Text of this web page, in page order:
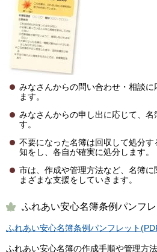
みなさんからの問い合わせ・相談
ます。
みなさんからの申し出に応じて、
す。
不要になった名簿は回収して処分
知をし、各自が確実に処分します。
市は、作成や管理方法など、名簿
まざまな支援をしていきます。
ふれあい安心名簿条例パンフレ
ふれあい安心名簿条例パンフレット
ふれあい安心名簿の作成手順や管理方